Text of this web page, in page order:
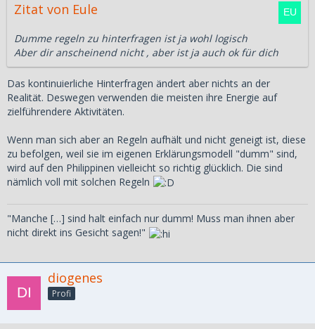
Zitat von Eule
Dumme regeln zu hinterfragen ist ja wohl logisch
Aber dir anscheinend nicht , aber ist ja auch ok für dich
Das kontinuierliche Hinterfragen ändert aber nichts an der
Realität. Deswegen verwenden die meisten ihre Energie auf
zielführendere Aktivitäten.
Wenn man sich aber an Regeln aufhält und nicht geneigt ist, diese
zu befolgen, weil sie im eigenen Erklärungsmodell "dumm" sind,
wird auf den Philippinen vielleicht so richtig glücklich. Die sind
nämlich voll mit solchen Regeln
"Manche […] sind halt einfach nur dumm! Muss man ihnen aber
nicht direkt ins Gesicht sagen!"
diogenes
Profi